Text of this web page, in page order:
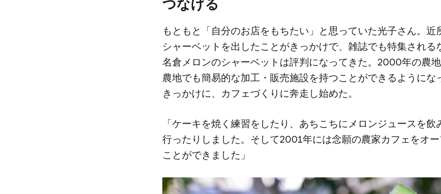
つなげる
もともと​「自分の​お店を​もちたい」と​思っていた​光子さん。​近
シャーベットを​出したことが​きっかけで、​雑誌でも​特集される
名倉メロンの​シャーベットは​評判に​なってきた。​2000年の​農地
農地でも​簡易的な​加工・販売施設を​持つことができるようにな
きっかけに、​カフェづくりに​奔走し始めた。
「ケーキを​焼く​練習を​したり、​あちこちに​メロンジュースを​飲
行ったりしました。​そして​2001年には​念願の​農家カフェを​オ
ことができました」